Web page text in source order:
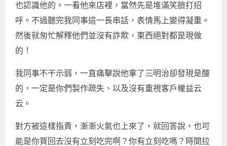
也認識他的。一看他來店裡，當然先是堆滿笑臉打招
呼。不過聽完我同事這一長串話，表情馬上變得凝重。
然後就匆忙解釋他們並沒有詐欺，東西絕對都是現做
的！
我同事不干示弱，一直痛擊說他拿了三明治卻發現是酸
的，一定是你們製作疏失、以及沒有重視客戶權益云
云。
對方被這樣指責，漸漸火氣也上來了，就回答說，也可
能是你買回去沒有立刻吃完啊？你有立刻吃嗎？時間拉